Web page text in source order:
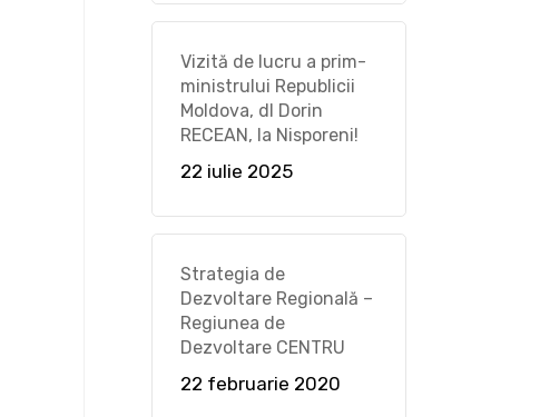
Vizită de lucru a prim-
ministrului Republicii
Moldova, dl Dorin
RECEAN, la Nisporeni!
22 iulie 2025
Strategia de
Dezvoltare Regională –
Regiunea de
Dezvoltare CENTRU
22 februarie 2020